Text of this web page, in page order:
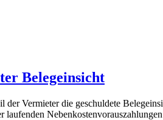
Belegeinsicht
Vermieter die geschuldete